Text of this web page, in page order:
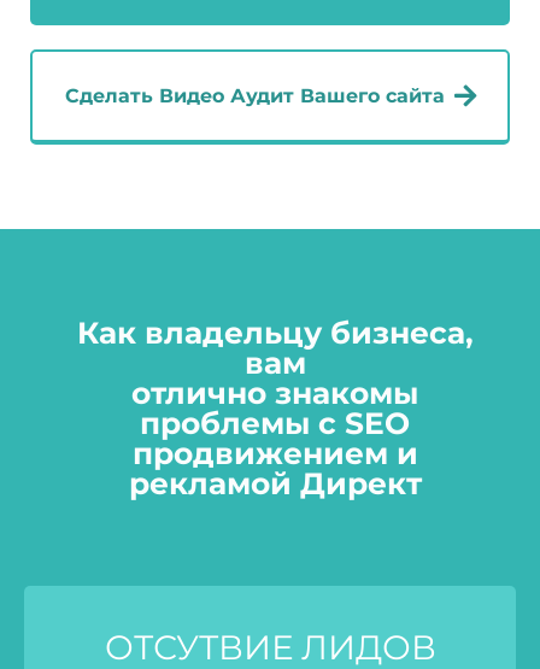
Сделать Видео Аудит Вашего сайта
Как владельцу бизнеса,
вам
отлично знакомы
проблемы с SEO
продвижением и
рекламой Директ
ОТСУТВИЕ ЛИДОВ